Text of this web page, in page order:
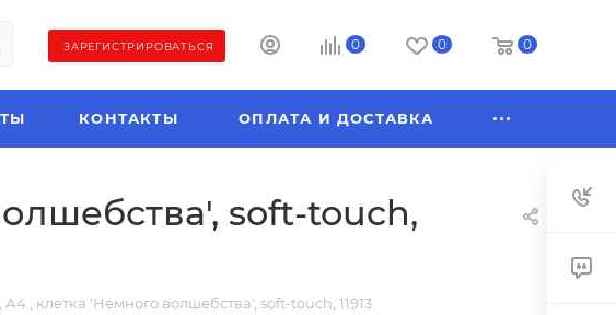
ЗАРЕГИСТРИРОВАТЬСЯ 0 0 0
КОНТАКТЫ ОПЛАТА И ДОСТАВКА
soft-touch,
А4 , клетка 'Немного волшебства', soft-touch, 11913